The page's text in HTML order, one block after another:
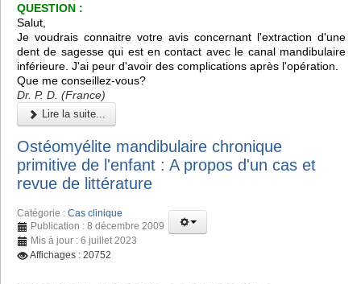
QUESTION :
Salut,
Je voudrais connaitre votre avis concernant l'extraction d'une
dent de sagesse qui est en contact avec le canal mandibulaire
inférieure. J'ai peur d'avoir des complications après l'opération.
Que me conseillez-vous?
Dr. P. D. (France)
Lire la suite...
Ostéomyélite mandibulaire chronique
primitive de l'enfant : A propos d'un cas et
revue de littérature
Catégorie : Cas clinique
Publication : 8 décembre 2009
Mis à jour : 6 juillet 2023
Affichages : 20752